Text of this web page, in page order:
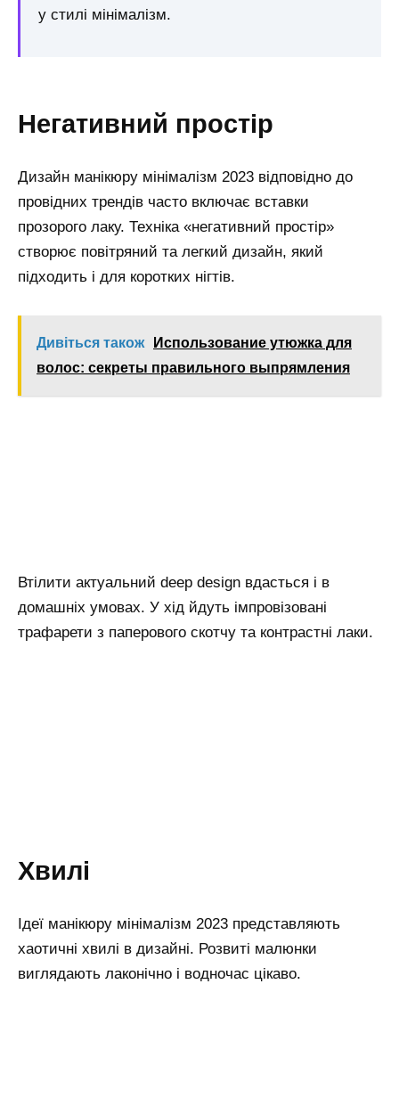
у стилі мінімалізм.
Негативний простір
Дизайн манікюру мінімалізм 2023 відповідно до
провідних трендів часто включає вставки
прозорого лаку. Техніка «негативний простір»
створює повітряний та легкий дизайн, який
підходить і для коротких нігтів.
Дивіться також
Использование утюжка для
волос: секреты правильного выпрямления
Втілити актуальний deep design вдасться і в
домашніх умовах. У хід йдуть імпровізовані
трафарети з паперового скотчу та контрастні лаки.
Хвилі
Ідеї манікюру мінімалізм 2023 представляють
хаотичні хвилі в дизайні. Розвиті малюнки
виглядають лаконічно і водночас цікаво.